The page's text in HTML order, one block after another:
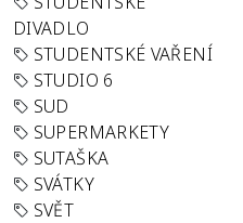
DIVADLO
STUDENTSKÉ VAŘENÍ
STUDIO 6
SUD
SUPERMARKETY
SUTAŠKA
SVÁTKY
SVĚT